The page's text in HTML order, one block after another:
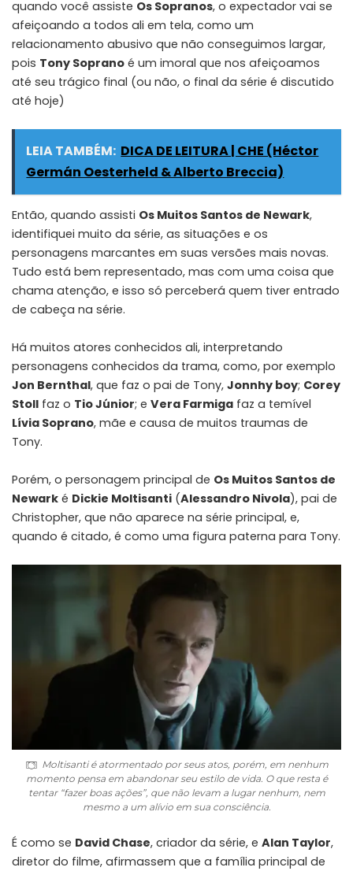
quando você assiste Os Sopranos, o expectador vai se
afeiçoando a todos ali em tela, como um
relacionamento abusivo que não conseguimos largar,
pois Tony Soprano é um imoral que nos afeiçoamos
até seu trágico final (ou não, o final da série é discutido
até hoje)
LEIA TAMBÉM: DICA DE LEITURA | CHE (Héctor
Germán Oesterheld & Alberto Breccia)
Então, quando assisti Os Muitos Santos de Newark,
identifiquei muito da série, as situações e os
personagens marcantes em suas versões mais novas.
Tudo está bem representado, mas com uma coisa que
chama atenção, e isso só perceberá quem tiver entrado
de cabeça na série.
Há muitos atores conhecidos ali, interpretando
personagens conhecidos da trama, como, por exemplo
Jon Bernthal, que faz o pai de Tony, Jonnhy boy; Corey
Stoll faz o Tio Júnior; e Vera Farmiga faz a temível
Lívia Soprano, mãe e causa de muitos traumas de
Tony.
Porém, o personagem principal de Os Muitos Santos de
Newark é Dickie Moltisanti (Alessandro Nivola), pai de
Christopher, que não aparece na série principal, e,
quando é citado, é como uma figura paterna para Tony.
Moltisanti é atormentado por seus atos, porém, em nenhum
momento pensa em abandonar seu estilo de vida. O que resta é
tentar “fazer boas ações”, que não levam a lugar nenhum, nem
mesmo a um alívio em sua consciência.
É como se David Chase, criador da série, e Alan Taylor,
diretor do filme, afirmassem que a família principal de